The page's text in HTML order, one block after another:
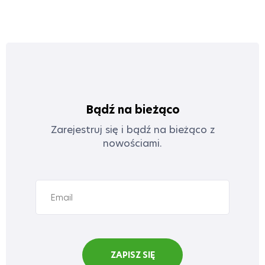
Bądź na bieżąco
Zarejestruj się i bądź na bieżąco z
nowościami.
ZAPISZ SIĘ